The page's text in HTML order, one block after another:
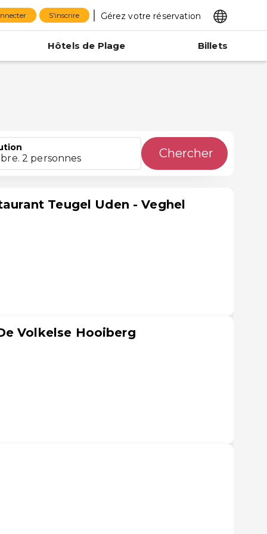
S'inscrire Gérez votre réservation
Hôtels de Plage Billets
2 personnes Chercher
Teugel Uden - Veghel
Volkelse Hooiberg